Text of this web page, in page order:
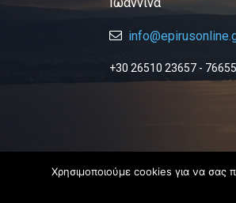
Ιωάννινα
+30 26510 23657 - 76655
Χρησιμοποιούμε cookies για να σας